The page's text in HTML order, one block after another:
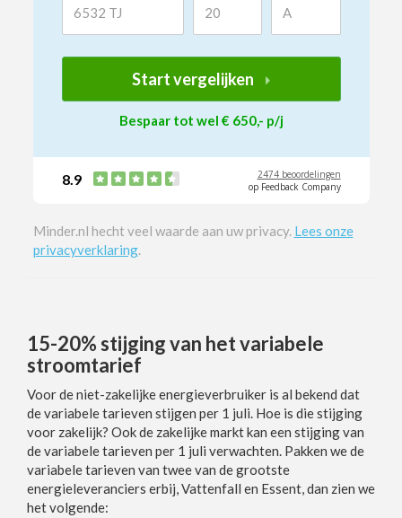
Start vergelijken
Bespaar tot wel € 650,- p/j
8.9
2474 beoordelingen
op Feedback Company
Minder.nl hecht veel waarde aan uw privacy. Lees onze
privacyverklaring.
15-20% stijging van het variabele
stroomtarief
Voor de niet-zakelijke energieverbruiker is al bekend dat
de variabele tarieven stijgen per 1 juli. Hoe is die stijging
voor zakelijk? Ook de zakelijke markt kan een stijging van
de variabele tarieven per 1 juli verwachten. Pakken we de
variabele tarieven van twee van de grootste
energieleveranciers erbij, Vattenfall en Essent, dan zien we
het volgende: